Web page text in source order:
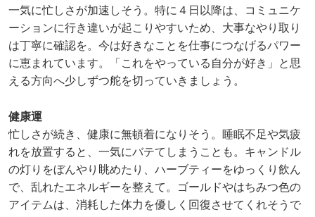
一気に忙しさが加速しそう。特に４日以降は、コミュニケ
ーションに行き違いが起こりやすいため、大事なやり取り
は丁寧に確認を。今は好きなことを仕事につなげるパワー
に恵まれています。「これをやっている自分が好き」と思
える方向へ少しずつ舵を切っていきましょう。
健康運
忙しさが続き、健康に無頓着になりそう。睡眠不足や気疲
れを放置すると、一気にバテてしまうことも。キャンドル
の灯りをぼんやり眺めたり、ハーブティーをゆっくり飲ん
で、乱れたエネルギーを整えて。ゴールドやはちみつ色の
アイテムは、消耗した体力を優しく回復させてくれそうで